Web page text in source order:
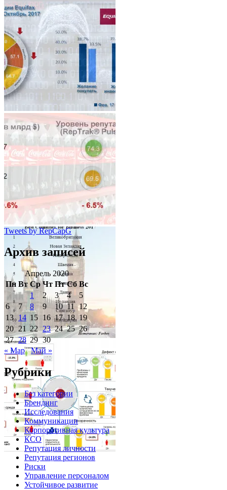
Tweets by RepCapG
Архив записей
Апрель 2020
Пн Вт Ср Чт Пт Сб Вс
1
2 3 4
5
6
7 8 9 10 11
12
13 14 15 16 17 18 19
20 21 22 23 24 25 26
27 28 29 30
« Мар
Май »
Рубрики
Без категории
Брендинг
Исследования
Коммуникации
Корпоративная культура
КСО
Репутация личности
Репутация регионов
Риски
Управление персоналом
Устойчивое развитие